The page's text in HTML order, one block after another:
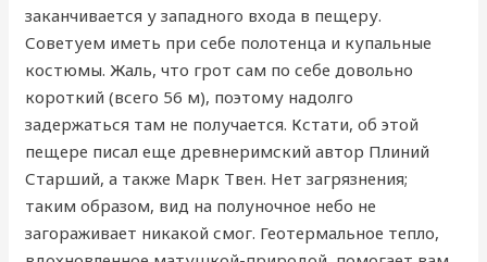
заканчивается у западного входа в пещеру.
Советуем иметь при себе полотенца и купальные
костюмы. Жаль, что грот сам по себе довольно
короткий (всего 56 м), поэтому надолго
задержаться там не получается. Кстати, об этой
пещере писал еще древнеримский автор Плиний
Старший, а также Марк Твен. Нет загрязнения;
таким образом, вид на полуночное небо не
загораживает никакой смог. Геотермальное тепло,